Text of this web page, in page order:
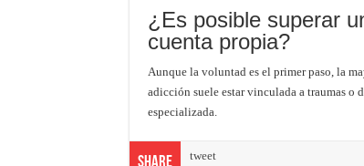
¿Es posible superar
cuenta propia?
Aunque la voluntad es el primer paso, la
adicción suele estar vinculada a traumas
especializada.
Share tweet